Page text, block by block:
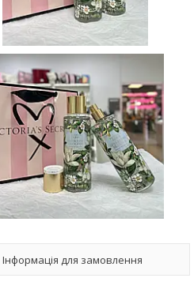
Інформація для замовлення